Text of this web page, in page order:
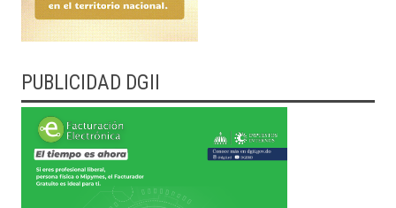
PUBLICIDAD DGII